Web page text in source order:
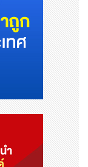
พของอ่าววิกตอเ
media/21
ะประโยคเด็ดจาก
media/21